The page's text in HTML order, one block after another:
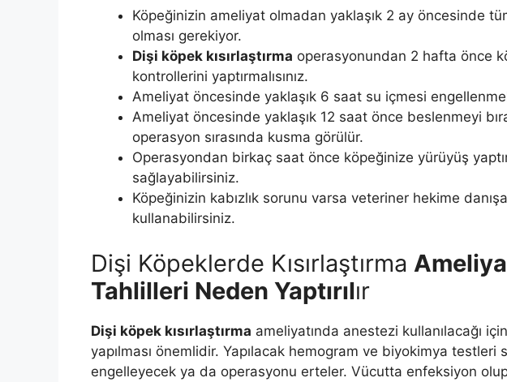
Köpeğinizin ameliyat olmadan yaklaşık 2 ay öncesinde
olması gerekiyor.
Dişi köpek kısırlaştırma operasyonundan 2 hafta önce
kontrollerini yaptırmalısınız.
Ameliyat öncesinde yaklaşık 6 saat su içmesi
Ameliyat öncesinde yaklaşık 12 saat önce beslenmeyi
operasyon sırasında kusma görülür.
Operasyondan birkaç saat önce köpeğinize yürüyüş
sağlayabilirsiniz.
Köpeğinizin kabızlık sorunu varsa veteriner hekime
kullanabilirsiniz.
Dişi Köpeklerde Kısırlaştırma
Tahlilleri Neden Yaptırılır
Dişi köpek kısırlaştırma ameliyatında anestezi kullanılacağı
yapılması önemlidir. Yapılacak hemogram ve biyokimya testleri
engelleyecek ya da operasyonu erteler. Vücutta enfeksiyon olup